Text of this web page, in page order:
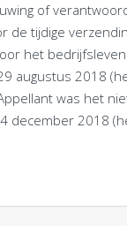
of
de tijdige
het bedrijfsleven
augustus 2018
was het
december 2018